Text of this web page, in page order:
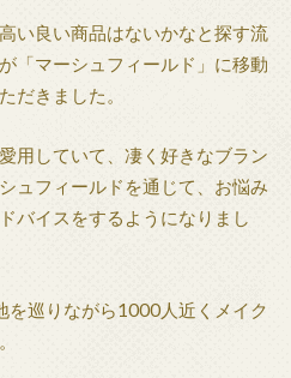
い良い商品はないかなと探す流
「マーシュフィールド」に移動
だきました。
用していて、凄く好きなブラン
ュフィールドを通じて、お悩み
バイスをするようになりまし
を巡りながら1000人近くメイク